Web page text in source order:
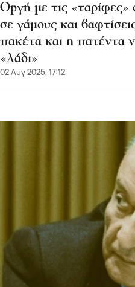
Οpγή με τις «ταρίφες»
σε γάμους και
πακέτα και η πατέντα
«λάδι»
02 Αυγ 2025, 17:12